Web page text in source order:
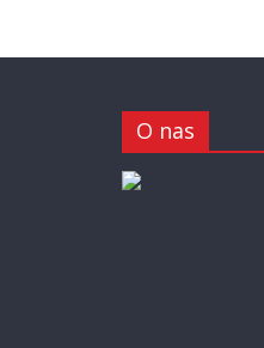
O nas